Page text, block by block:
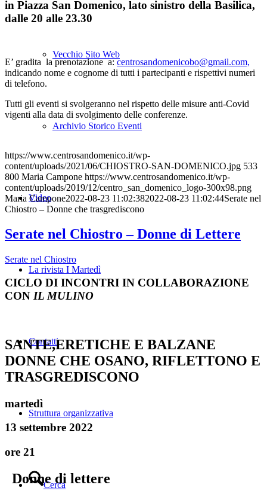
Vecchio Sito Web
Archivio Storico Eventi
Video
La rivista I Martedì
Contatti
Struttura organizzativa
Cerca
in Piazza San Domenico, lato sinistro della Basilica,
dalle 20 alle 23.30
E’ gradita la prenotazione a:centrosandomenicobo@gmail.com,
indicando nome e cognome di tutti i partecipanti e rispettivi numeri
di telefono.
Tutti gli eventi si svolgeranno nel rispetto delle misure anti-Covid
vigenti alla data di svolgimento delle conferenze.
https://www.centrosandomenico.it/wp-
content/uploads/2021/06/CHIOSTRO-SAN-DOMENICO.jpg 533
800 Maria Campone https://www.centrosandomenico.it/wp-
content/uploads/2019/12/centro_san_domenico_logo-300x98.png
Maria Campone2022-08-23 11:02:382022-08-23 11:02:44Serate nel
Chiostro – Donne che trasgrediscono
Serate nel Chiostro – Donne di Lettere
Serate nel Chiostro
CICLO DI INCONTRI IN COLLABORAZIONE
CON IL MULINO
SANTE,ERETICHE E BALZANE
DONNE CHE OSANO, RIFLETTONO E
TRASGREDISCONO
martedì
13 settembre 2022
ore 21
Donne di lettere